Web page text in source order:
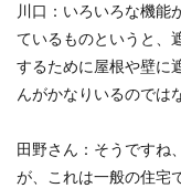
川口 ：いろいろな機能
ているものというと、
するために屋根や壁に
んがかなりいるのでは
田野さん ：そうですね
が、これは一般の住宅